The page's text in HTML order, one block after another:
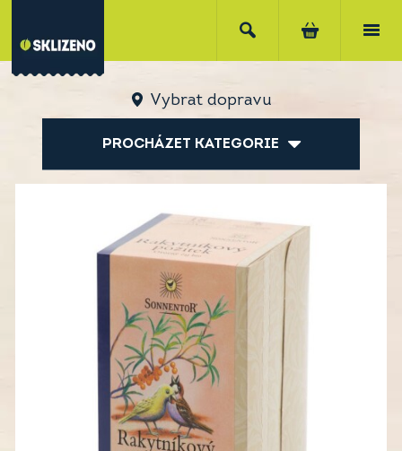
Vybrat dopravu
PROCHÁZET KATEGORIE